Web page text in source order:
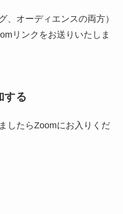
、オーディエンスの両方）
リンクをお送りいたしま
する
したらZoomにお入りくだ